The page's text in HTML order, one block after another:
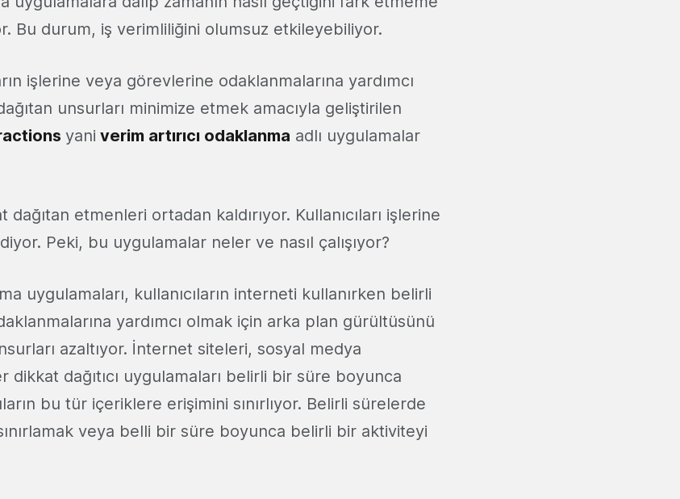
Bu durum, iş verimliliğini olumsuz etkileyebiliyor.
işlerine veya görevlerine odaklanmalarına yardımcı
unsurları minimize etmek amacıyla geliştirilen
yani verim artırıcı odaklanma adlı uygulamalar
etmenleri ortadan kaldırıyor. Kullanıcıları işlerine
Peki, bu uygulamalar neler ve nasıl çalışıyor?
uygulamaları, kullanıcıların interneti kullanırken belirli
yardımcı olmak için arka plan gürültüsünü
azaltıyor. İnternet siteleri, sosyal medya
dikkat dağıtıcı uygulamaları belirli bir süre boyunca
bu tür içeriklere erişimini sınırlıyor. Belirli sürelerde
veya belli bir süre boyunca belirli bir aktiviteyi